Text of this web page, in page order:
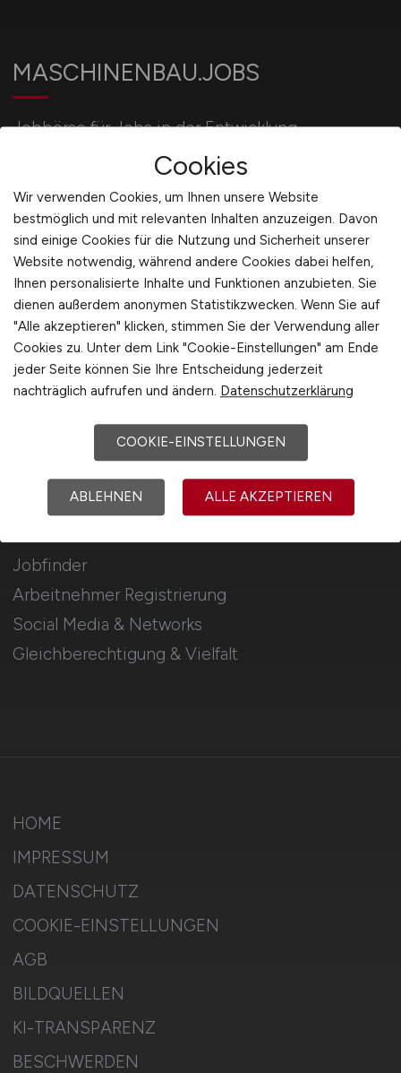
MASCHINENBAU.JOBS
Jobbörse für Jobs in der Entwicklung,
Konstruktion und Produktion von Maschinen.
Für Arbeitnehmer
Jobfinder
Arbeitnehmer Registrierung
Social Media & Networks
Gleichberechtigung & Vielfalt
Für Arbeitgeber
Stellenanzeigen schalten
Mediadaten & Konditionen
Arbeitgeber Seite
Arbeitgeber Kontakt
Karrierenetzwerk
HOME
IMPRESSUM
DATENSCHUTZ
COOKIE-EINSTELLUNGEN
AGB
BILDQUELLEN
KI-TRANSPARENZ
BESCHWERDEN
Cookies
Wir verwenden Cookies, um Ihnen unsere Website
bestmöglich und mit relevanten Inhalten anzuzeigen. Davon
sind einige Cookies für die Nutzung und Sicherheit unserer
Website notwendig, während andere Cookies dabei helfen,
Ihnen personalisierte Inhalte und Funktionen anzubieten. Sie
dienen außerdem anonymen Statistikzwecken. Wenn Sie auf
"Alle akzeptieren" klicken, stimmen Sie der Verwendung aller
Cookies zu. Unter dem Link "Cookie-Einstellungen" am Ende
jeder Seite können Sie Ihre Entscheidung jederzeit
nachträglich aufrufen und ändern. Datenschutzerklärung
COOKIE-EINSTELLUNGEN
ABLEHNEN ALLE AKZEPTIEREN